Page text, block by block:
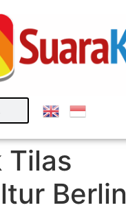
Tilas
Berlin